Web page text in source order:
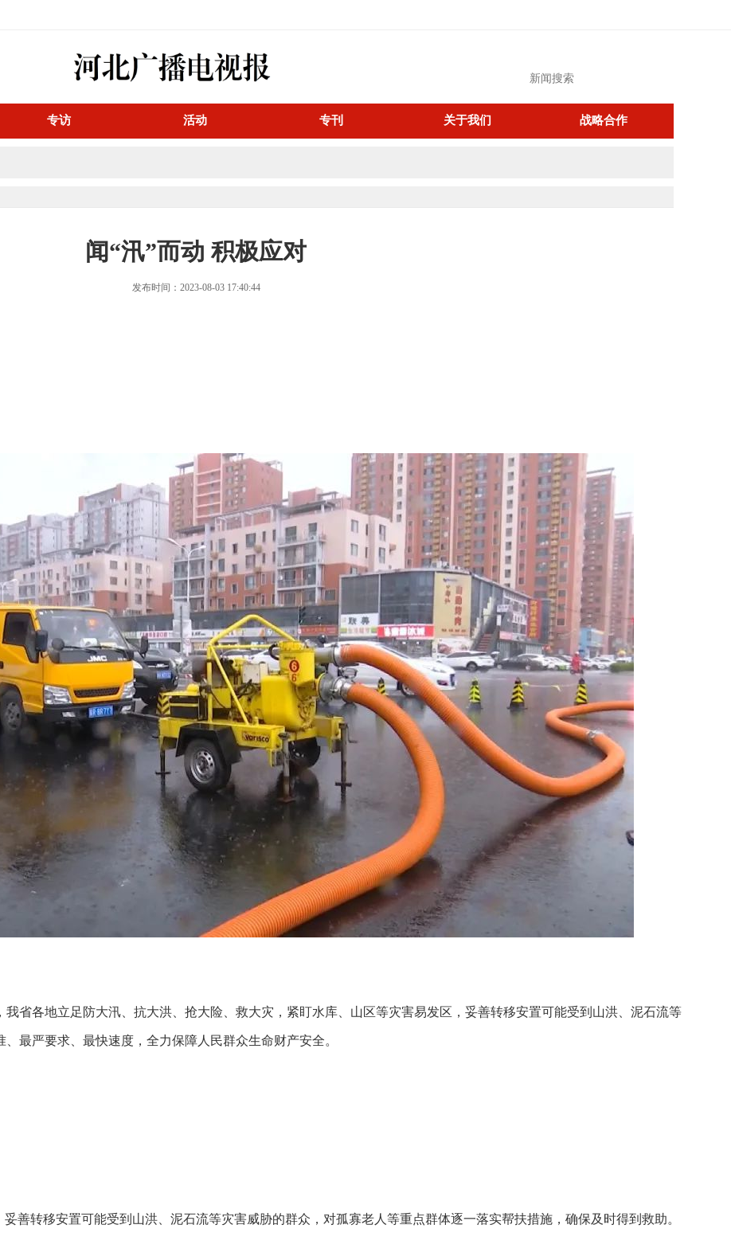
专访 活动 专刊 关于我们 战略合作
闻“汛”而动 积极应对
发布时间：2023-08-03 17:40:44
省各地立足防大汛、抗大洪、抢大险、救大灾，紧盯水库、山区等灾害易发区，妥善转移安置可能受到山洪、泥石流等
最严要求、最快速度，全力保障人民群众生命财产安全。
善转移安置可能受到山洪、泥石流等灾害威胁的群众，对孤寡老人等重点群体逐一落实帮扶措施，确保及时得到救助。